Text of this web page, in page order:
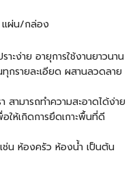
แผ่น/กล่อง
ะง่าย อายุการใช้งานยาวนาน
กรายละเอียด ผสานลวดลาย
สามารถทำความสะอาดได้ง่าย
ให้เกิดการยึดเกาะพื้นที่ดี
ช่น ห้องครัว ห้องน้ำ เป็นต้น